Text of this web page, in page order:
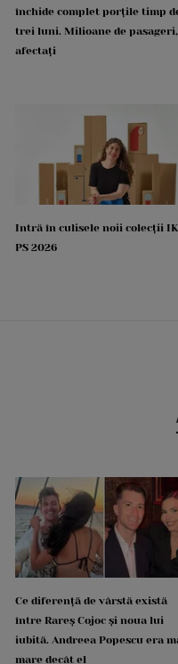
închide complet porțile timp
trei luni. Milioane de pasageri,
afectați
Intră în culisele noii colecții
PS 2026
Ce diferență de vârstă există
între Rareș Cojoc și noua lui
iubită. Andreea Popescu era
mare decât el